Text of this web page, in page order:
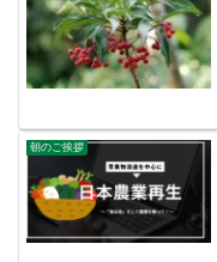
朝のご挨拶